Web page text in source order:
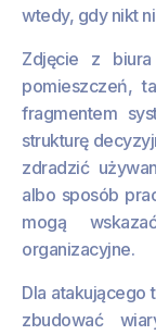
wtedy, gdy nikt
Zdjęcie z biura
pomieszczeń,
fragmentem
strukturę
zdradzić
albo sposób
mogą
organizacyjne.
Dla atakującego
zbudować